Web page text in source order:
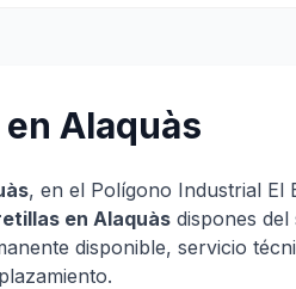
en Alaquàs
, en el Polígono Industrial El
en Alaquàs dispones
disponible, servicio